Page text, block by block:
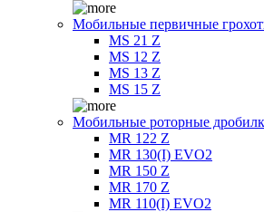
Мобильные первичные
MS 21 Z
MS 12 Z
MS 13 Z
MS 15 Z
Мобильные роторные
MR 122 Z
MR 130(I) EVO2
MR 150 Z
MR 170 Z
MR 110(I) EVO2